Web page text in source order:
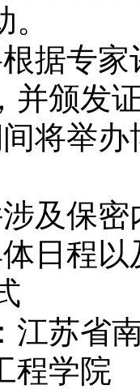
据专
并颁发
将举
及保
日程
江苏省
程学院